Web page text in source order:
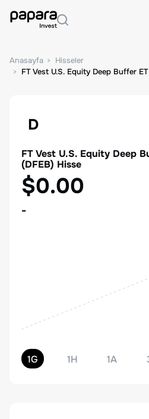
Anasayfa
Hisseler
FT Vest U.S. Equity Deep Buffer
D
FT Vest U.S. Equity Deep
(DFEB) Hisse
$0.00
-
1G 1H 1A